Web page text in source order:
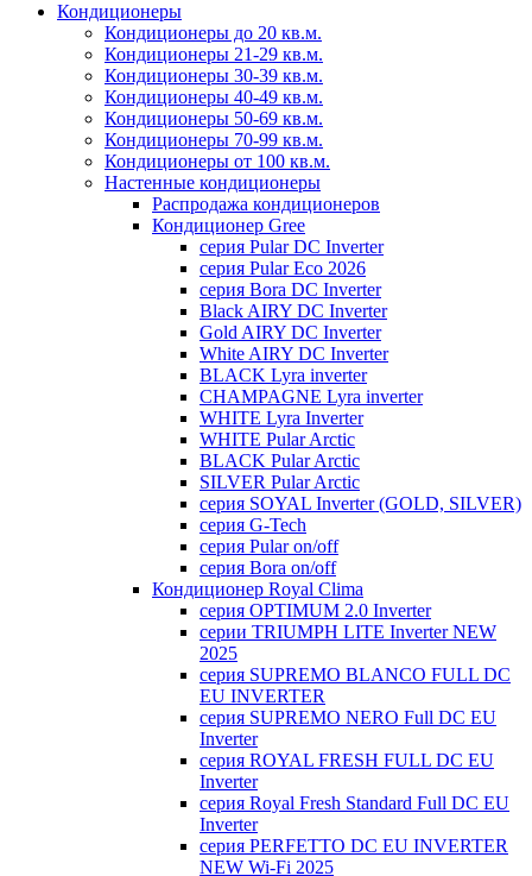
Кондиционеры
Кондиционеры до 20 кв.м.
Кондиционеры 21-29 кв.м.
Кондиционеры 30-39 кв.м.
Кондиционеры 40-49 кв.м.
Кондиционеры 50-69 кв.м.
Кондиционеры 70-99 кв.м.
Кондиционеры от 100 кв.м.
Настенные кондиционеры
Распродажа кондиционеров
Кондиционер Gree
серия Pular DC Inverter
серия Pular Eco 2026
серия Bora DC Inverter
Black AIRY DC Inverter
Gold AIRY DC Inverter
White AIRY DC Inverter
BLACK Lyra inverter
CHAMPAGNE Lyra inverter
WHITE Lyra Inverter
WHITE Pular Arctic
BLACK Pular Arctic
SILVER Pular Arctic
серия SOYAL Inverter (GOLD, SILVER)
серия G-Tech
серия Pular on/off
серия Bora on/off
Кондиционер Royal Clima
серия OPTIMUM 2.0 Inverter
серии TRIUMPH LITE Inverter NEW
2025
серия SUPREMO BLANCO FULL DC
EU INVERTER
серия SUPREMO NERO Full DC EU
Inverter
серия ROYAL FRESH FULL DC EU
Inverter
серия Royal Fresh Standard Full DC EU
Inverter
серия PERFETTO DC EU INVERTER
NEW Wi-Fi 2025